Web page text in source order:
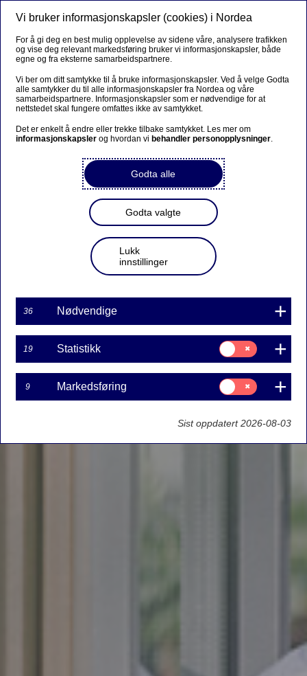
Vi bruker informasjonskapsler (cookies) i Nordea
For å gi deg en best mulig opplevelse av sidene våre, analysere trafikken
og vise deg relevant markedsføring bruker vi informasjonskapsler, både
egne og fra eksterne samarbeidspartnere.
Vi ber om ditt samtykke til å bruke informasjonskapsler. Ved å velge Godta
alle samtykker du til alle informasjonskapsler fra Nordea og våre
samarbeidspartnere. Informasjonskapsler som er nødvendige for at
nettstedet skal fungere omfattes ikke av samtykket.
Det er enkelt å endre eller trekke tilbake samtykket. Les mer om
informasjonskapsler og hvordan vi behandler personopplysninger.
Godta alle
Godta valgte
Lukk
innstillinger
36 Nødvendige
19 Statistikk
Samtykke
til:
Statistikk
9 Markedsføring
Samtykke
til:
Markedsføring
Sist oppdatert 2026-08-03